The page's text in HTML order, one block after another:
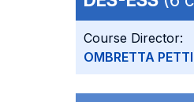
Course Director:
OMBRETTA